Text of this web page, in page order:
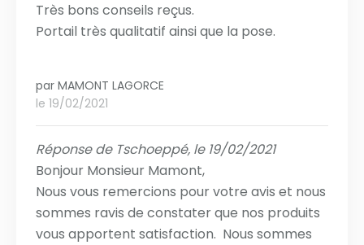
Très bons conseils reçus.
Portail très qualitatif ainsi que la pose.
par MAMONT LAGORCE
le 19/02/2021
Réponse de Tschoeppé, le 19/02/2021
Bonjour Monsieur Mamont,
Nous vous remercions pour votre avis et nous
sommes ravis de constater que nos produits
vous apportent satisfaction. Nous sommes